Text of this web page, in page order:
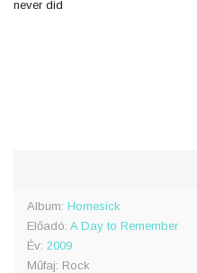
never did
Album: Homesick
Előadó: A Day to Remember
Év: 2009
Műfaj: Rock